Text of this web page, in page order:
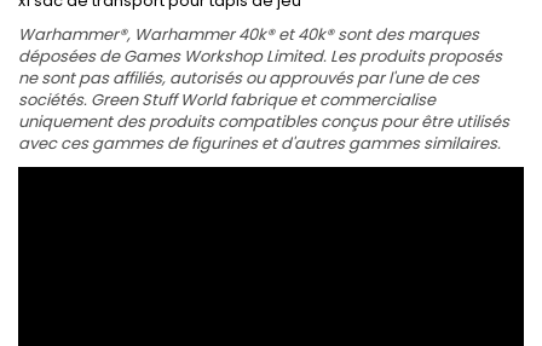
Warhammer®, Warhammer 40k® et40k®sont des marques
déposées de Games Workshop Limited. Les produits proposés
ne sont pas affiliés, autorisés ou approuvés par l'une de ces
sociétés. Green Stuff World fabrique et commercialise
uniquement des produits compatibles conçus pour être utilisés
avec ces gammes de figurines et d'autres gammes similaires.